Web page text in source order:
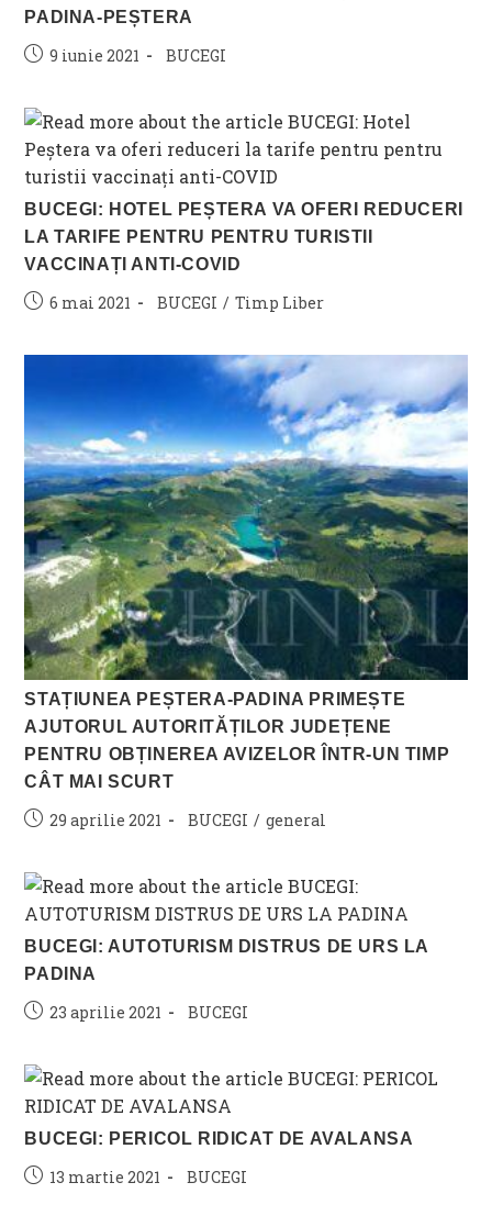
PADINA-PEȘTERA
Post9 iunie 2021
Post
BUCEGI
BUCEGI: HOTEL PEȘTERA VA OFERI REDUCERI
LA TARIFE PENTRU PENTRU TURISTII
VACCINAȚI ANTI-COVID
Post6 mai 2021
Post
BUCEGI / Timp Liber
STAȚIUNEA PEȘTERA-PADINA PRIMEȘTE
AJUTORUL AUTORITĂȚILOR JUDEȚENE
PENTRU OBȚINEREA AVIZELOR ÎNTR-UN TIMP
CÂT MAI SCURT
Post29 aprilie 2021
Post
BUCEGI / general
BUCEGI: AUTOTURISM DISTRUS DE URS LA
PADINA
Post23 aprilie 2021
Post
BUCEGI
BUCEGI: PERICOL RIDICAT DE AVALANSA
Post13 martie 2021
Post
BUCEGI